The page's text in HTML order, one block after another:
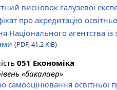
висновок галузевої
про акредитацію
Національного агентства
(PDF, 41.2 KiB)
051 Економіка
«бакалавр»
самооцінювання освітньої